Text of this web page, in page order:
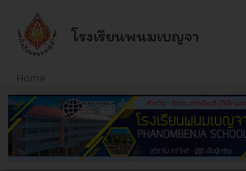
content
โรงเรียนพนมเบญจา
Home